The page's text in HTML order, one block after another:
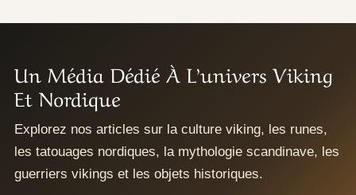
Un Média Dédié À L’univers Viking
Et Nordique
Explorez nos articles sur la culture viking, les runes,
les tatouages nordiques, la mythologie scandinave, les
guerriers vikings et les objets historiques.